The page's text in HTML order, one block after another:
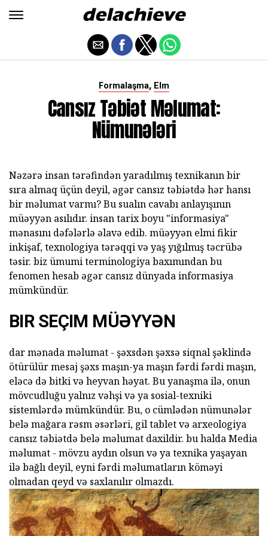
Formalaşma, Elm
Cansız Təbiət Məlumat:
Nümunələri
Nəzərə insan tərəfindən yaradılmış texnikanın bir
sıra almaq üçün deyil, əgər cansız təbiətdə hər hansı
bir məlumat varmı? Bu sualın cavabı anlayışının
müəyyən asılıdır. insan tarix boyu "informasiya"
mənasını dəfələrlə əlavə edib. müəyyən elmi fikir
inkişaf, texnologiya tərəqqi və yaş yığılmış təcrübə
təsir. biz ümumi terminologiya baxımından bu
fenomen hesab əgər cansız dünyada informasiya
mümkündür.
BIR SEÇIM MÜƏYYƏN
dar mənada məlumat - şəxsdən şəxsə siqnal şəklində
ötürülür mesaj şəxs maşın-ya maşın fərdi fərdi maşın,
eləcə də bitki və heyvan həyat. Bu yanaşma ilə, onun
mövcudluğu yalnız vəhşi və ya sosial-texniki
sistemlərdə mümkündür. Bu, o cümlədən nümunələr
belə mağara rəsm əsərləri, gil tablet və arxeologiya
cansız təbiətdə belə məlumat daxildir. bu halda Media
məlumat - mövzu aydın olsun və ya texnika yaşayan
ilə bağlı deyil, eyni fərdi məlumatların köməyi
olmadan qeyd və saxlanılır olmazdı.